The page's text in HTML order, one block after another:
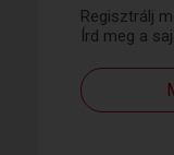
Regisztrálj
Írd meg a